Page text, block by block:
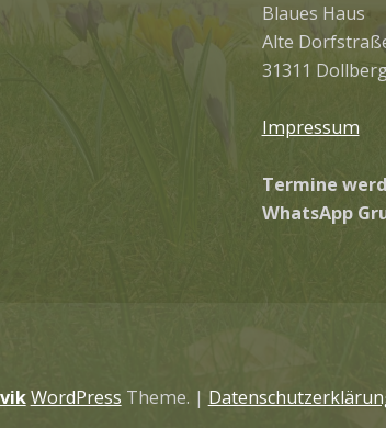
Blaues Haus
Alte
31311
Impressum
Termine
WhatsApp
WordPress Theme. |